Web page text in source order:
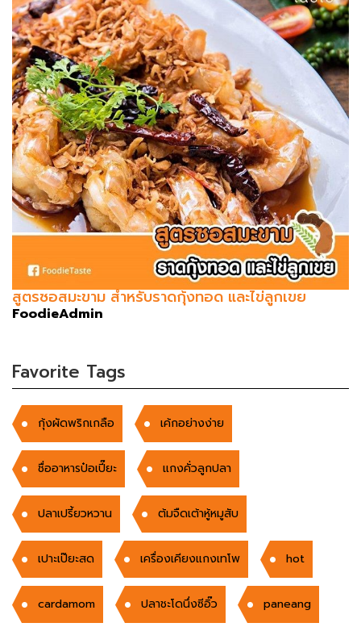
สูตรซอสมะขาม สำหรับราดกุ้งทอด และไข่ลูกเขย
FoodieAdmin
Favorite Tags
กุ้งผัดพริกเกลือ เค้กอย่างง่าย
ชื่ออาหารป๋อเปี๊ยะ แกงคั่วลูกปลา
ปลาเปรี้ยวหวาน ต้มจืดเต้าหู้หมูสับ
เปาะเป๊ยะสด เครื่องเคียงแกงเทโพ hot
cardamom ปลาชะโดนึ่งซีอิ๊ว paneang